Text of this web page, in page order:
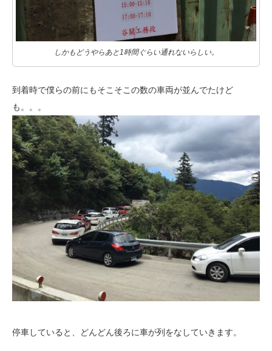
しかもどうやらあと1時間ぐらい通れないらしい。
到着時で僕らの前にもそこそこの数の車両が並んでたけど
も。。。
停車していると、どんどん後ろに車が列をなしていきます。